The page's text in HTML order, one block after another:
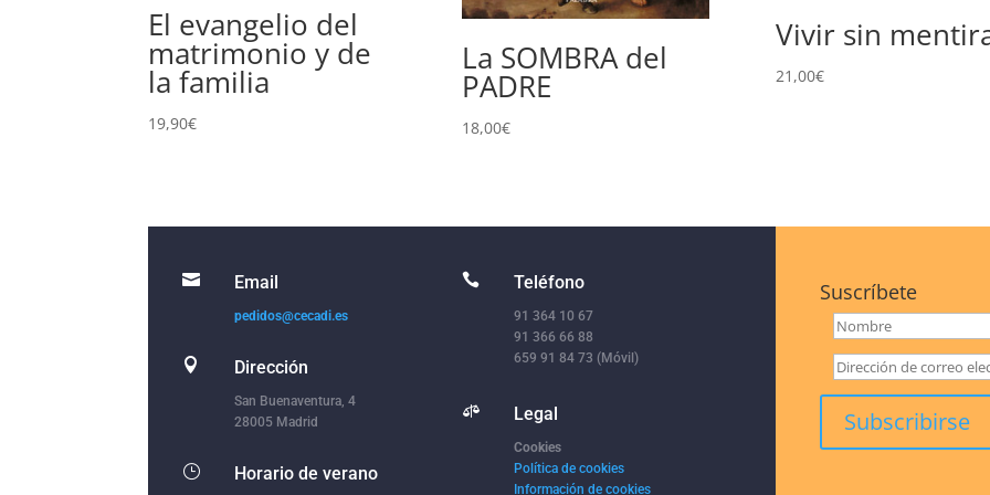
El evangelio del
matrimonio y de
la familia
19,90€
La SOMBRA del
PADRE
18,00€
Vivir sin
21,00€
 Email
pedidos@cecadi.es
 Dirección
San Buenaventura, 4
28005 Madrid
} Horario de verano
 Teléfono
91 364 10 67
91 366 66 88
659 91 84 73 (Móvil)
 Legal
Cookies
Política de cookies
Información de cookies
Suscríbete